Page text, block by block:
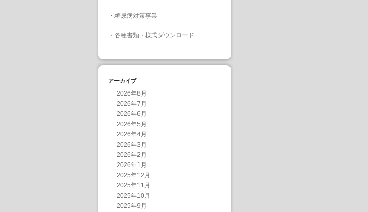
・ 糖尿病対策事業
・ 各種書類・様式ダウンロード
アーカイブ
2026年8月
2026年7月
2026年6月
2026年5月
2026年4月
2026年3月
2026年2月
2026年1月
2025年12月
2025年11月
2025年10月
2025年9月